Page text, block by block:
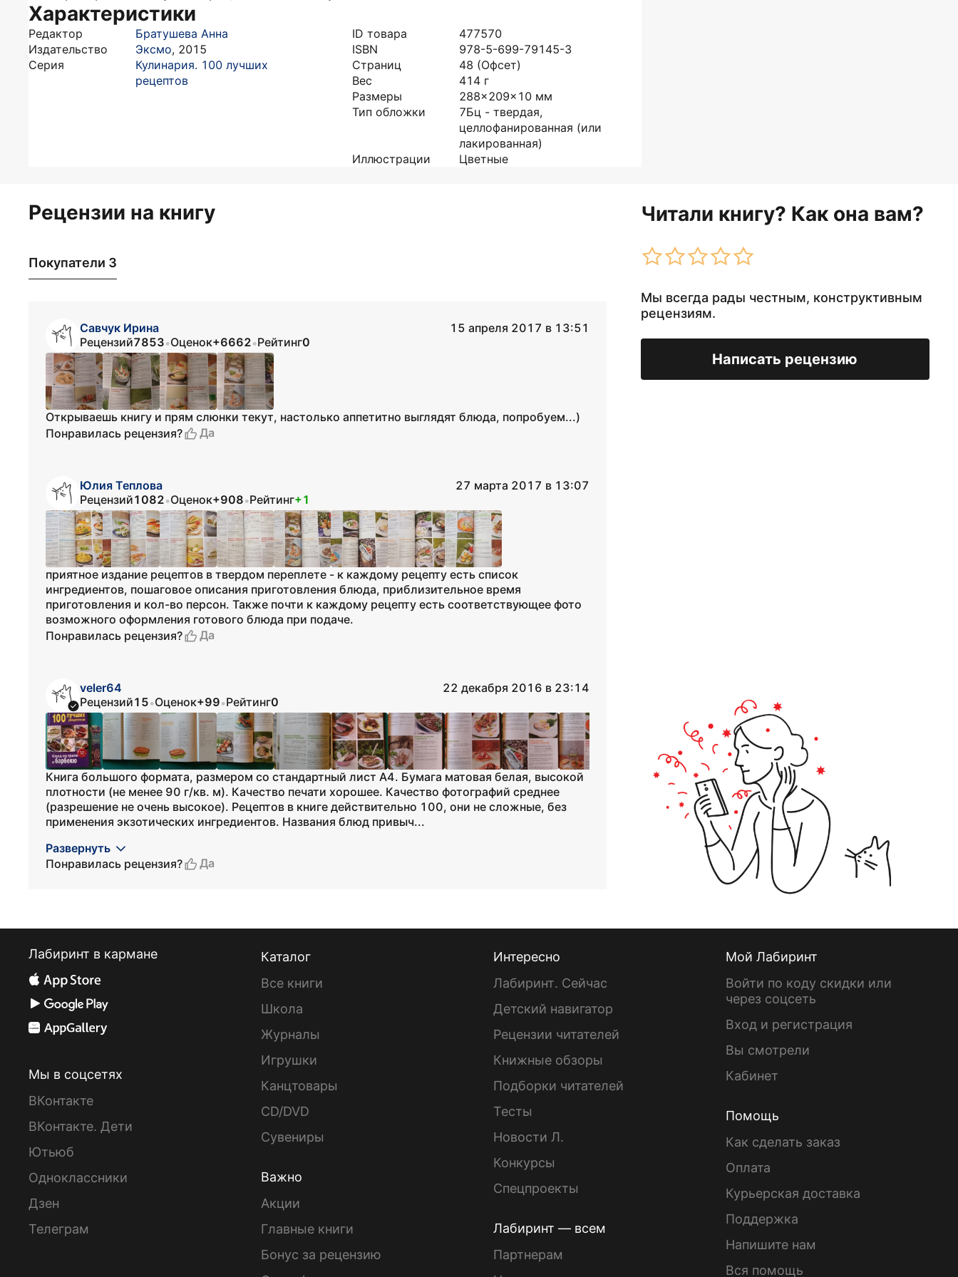
Характеристики
Редактор
Братушева Анна
Издательство
Эксмо, 2015
Серия
Кулинария. 100 лучших
рецептов
ID товара
477570
ISBN
978-5-699-79145-3
Страниц
48 (Офсет)
Вес
414 г
Размеры
288x209x10 мм
Тип обложки
7Бц - твердая,
целлофанированная (или
лакированная)
Иллюстрации
Цветные
Рецензии на книгу Читали книгу? Как она вам?
Мы всегда рады честным, конструктивным
рецензиям.
Написать рецензию
Покупатели 3
Савчук Ирина
15 апреля 2017 в 13:51
Рецензий7853•Оценок+6662•Рейтинг0
Открываешь книгу и прям слюнки текут, настолько аппетитно выглядят блюда, попробуем...)
Понравилась рецензия?
Да
Юлия Теплова
27 марта 2017 в 13:07
Рецензий1082•Оценок+908•Рейтинг+1
приятное издание рецептов в твердом переплете - к каждому рецепту есть список
ингредиентов, пошаговое описания приготовления блюда, приблизительное время
приготовления и кол-во персон. Также почти к каждому рецепту есть соответствующее фото
возможного оформления готового блюда при подаче.
Понравилась рецензия?
Да
veler64
22 декабря 2016 в 23:14
Рецензий15•Оценок+99•Рейтинг0
Книга большого формата, размером со стандартный лист А4. Бумага матовая белая, высокой
плотности (не менее 90 г/кв. м). Качество печати хорошее. Качество фотографий среднее
(разрешение не очень высокое). Рецептов в книге действительно 100, они не сложные, без
применения экзотических ингредиентов. Названия блюд привыч...
Развернуть
Понравилась рецензия?
Да
Лабиринт в кармане
Мы в соцсетях
ВКонтакте
ВКонтакте. Дети
Ютьюб
Одноклассники
Дзен
Телеграм
Каталог
Все книги
Школа
Журналы
Игрушки
Канцтовары
CD/DVD
Сувениры
Важно
Акции
Главные книги
Бонус за рецензию
Интересно
Лабиринт. Сейчас
Детский навигатор
Рецензии читателей
Книжные обзоры
Подборки читателей
Тесты
Новости Л.
Конкурсы
Спецпроекты
Лабиринт — всем
Партнерам
Мой Лабиринт
Войти по коду скидки или
через соцсеть
Вход и регистрация
Вы смотрели
Кабинет
Помощь
Как сделать заказ
Оплата
Курьерская доставка
Поддержка
Напишите нам
Вся помощь